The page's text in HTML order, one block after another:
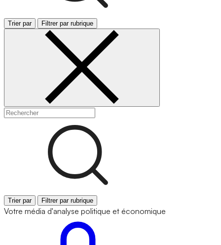
Trier par Filtrer par rubrique
Trier par Filtrer par rubrique
Votre média d'analyse politique et économique